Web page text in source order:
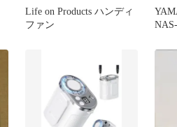
Life on Products ハンディ
ファン